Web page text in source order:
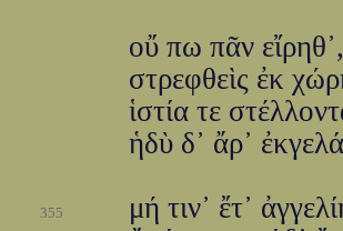
οὔ πω πᾶν
στρεφθεὶς ἐκ
ἱστία τε
ἡδὺ δ᾽ ἄρ᾽
355
μή τιν᾽ ἔτ᾽